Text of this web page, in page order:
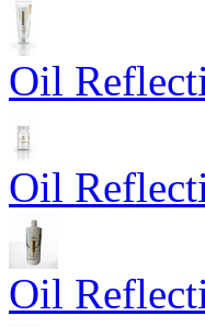
Oil
Oil
Oil